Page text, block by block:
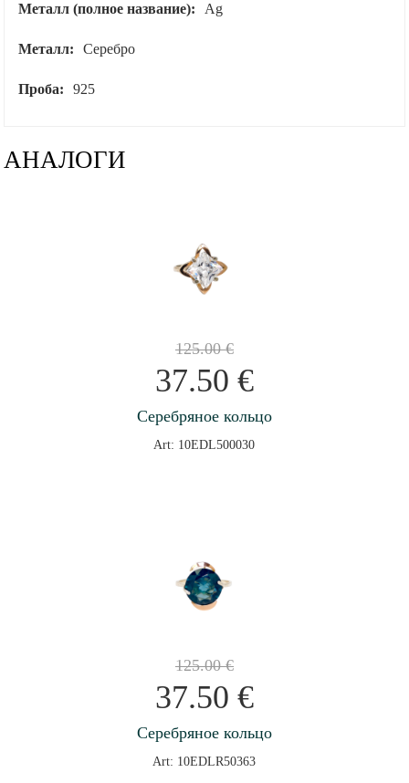
Металл (полное название): Ag
Металл: Серебро
Проба: 925
АНАЛОГИ
125.00€
37.50 €
Серебряное кольцо
Art: 10EDL500030
125.00€
37.50 €
Серебряное кольцо
Art: 10EDLR50363